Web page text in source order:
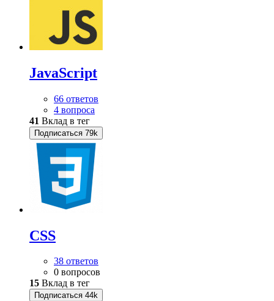
JavaScript
66 ответов
4 вопроса
41 Вклад в тег
Подписаться 79k
CSS
38 ответов
0 вопросов
15 Вклад в тег
Подписаться 44k